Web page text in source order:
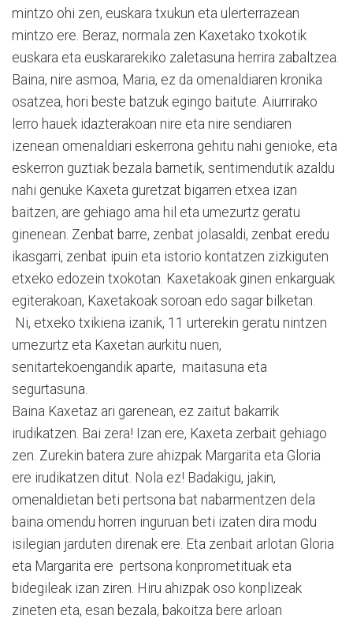
mintzo ohi zen, euskara txukun eta ulerterrazean
mintzo ere. Beraz, normala zen Kaxetako txokotik
euskara eta euskararekiko zaletasuna herrira zabaltzea.
Baina, nire asmoa, Maria, ez da omenaldiaren kronika
osatzea, hori beste batzuk egingo baitute. Aiurrirako
lerro hauek idazterakoan nire eta nire sendiaren
izenean omenaldiari eskerrona gehitu nahi genioke, eta
eskerron guztiak bezala barnetik, sentimendutik azaldu
nahi genuke Kaxeta guretzat bigarren etxea izan
baitzen, are gehiago ama hil eta umezurtz geratu
ginenean. Zenbat barre, zenbat jolasaldi, zenbat eredu
ikasgarri, zenbat ipuin eta istorio kontatzen zizkiguten
etxeko edozein txokotan. Kaxetakoak ginen enkarguak
egiterakoan, Kaxetakoak soroan edo sagar bilketan.
Ni, etxeko txikiena izanik, 11 urterekin geratu nintzen
umezurtz eta Kaxetan aurkitu nuen,
senitartekoengandik aparte, maitasuna eta
segurtasuna.
Baina Kaxetaz ari garenean, ez zaitut bakarrik
irudikatzen. Bai zera! Izan ere, Kaxeta zerbait gehiago
zen. Zurekin batera zure ahizpak Margarita eta Gloria
ere irudikatzen ditut. Nola ez! Badakigu, jakin,
omenaldietan beti pertsona bat nabarmentzen dela
baina omendu horren inguruan beti izaten dira modu
isilegian jarduten direnak ere. Eta zenbait arlotan Gloria
eta Margarita ere pertsona konprometituak eta
bidegileak izan ziren. Hiru ahizpak oso konplizeak
zineten eta, esan bezala, bakoitza bere arloan